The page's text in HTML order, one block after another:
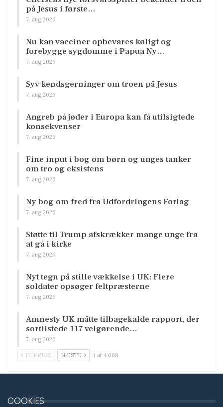
på Jesus i første…
7. aug 2026
Nu kan vacciner opbevares køligt og
forebygge sygdomme i Papua Ny…
7. aug 2026
Syv kendsgerninger om troen på Jesus
7. aug 2026
Angreb på jøder i Europa kan få utilsigtede
konsekvenser
7. aug 2026
Fine input i bog om børn og unges tanker
om tro og eksistens
7. aug 2026
Ny bog om fred fra Udfordringens Forlag
7. aug 2026
Støtte til Trump afskrækker mange unge fra
at gå i kirke
7. aug 2026
Nyt tegn på stille vækkelse i UK: Flere
soldater opsøger feltpræsterne
7. aug 2026
Amnesty UK måtte tilbagekalde rapport, der
sortlistede 117 velgørende…
7. aug 2026
FORRIGE NÆSTE 1 af 4.668
COOKIES